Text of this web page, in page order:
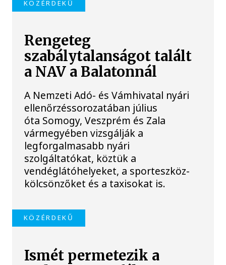
KÖZÉRDEKŰ
Rengeteg
szabálytalanságot talált
a NAV a Balatonnál
A Nemzeti Adó- és Vámhivatal nyári
ellenőrzéssorozatában július
óta Somogy, Veszprém és Zala
vármegyében vizsgálják a
legforgalmasabb nyári
szolgáltatókat, köztük a
vendéglátóhelyeket, a sporteszköz-
kölcsönzőket és a taxisokat is.
KÖZÉRDEKŰ
Ismét permetezik a